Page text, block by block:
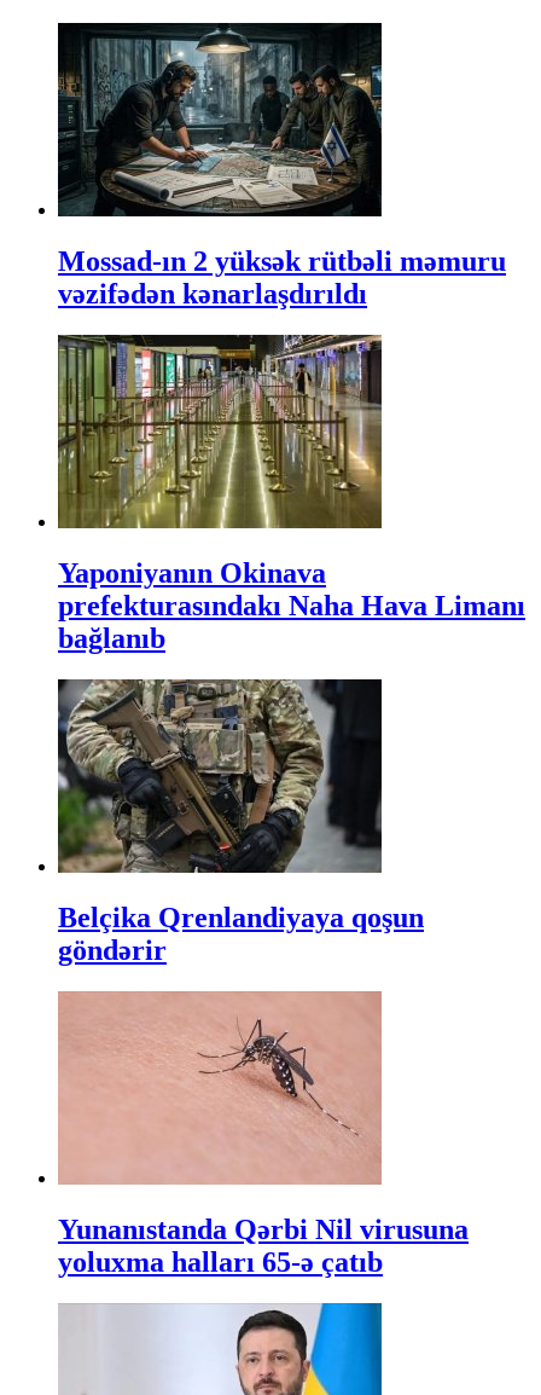
Mossad-ın 2 yüksək rütbəli məmuru
vəzifədən kənarlaşdırıldı
Yaponiyanın Okinava
prefekturasındakı Naha Hava Limanı
bağlanıb
Belçika Qrenlandiyaya qoşun
göndərir
Yunanıstanda Qərbi Nil virusuna
yoluxma halları 65-ə çatıb